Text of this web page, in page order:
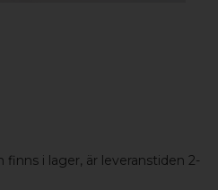
i lager, är leveranstiden 2-